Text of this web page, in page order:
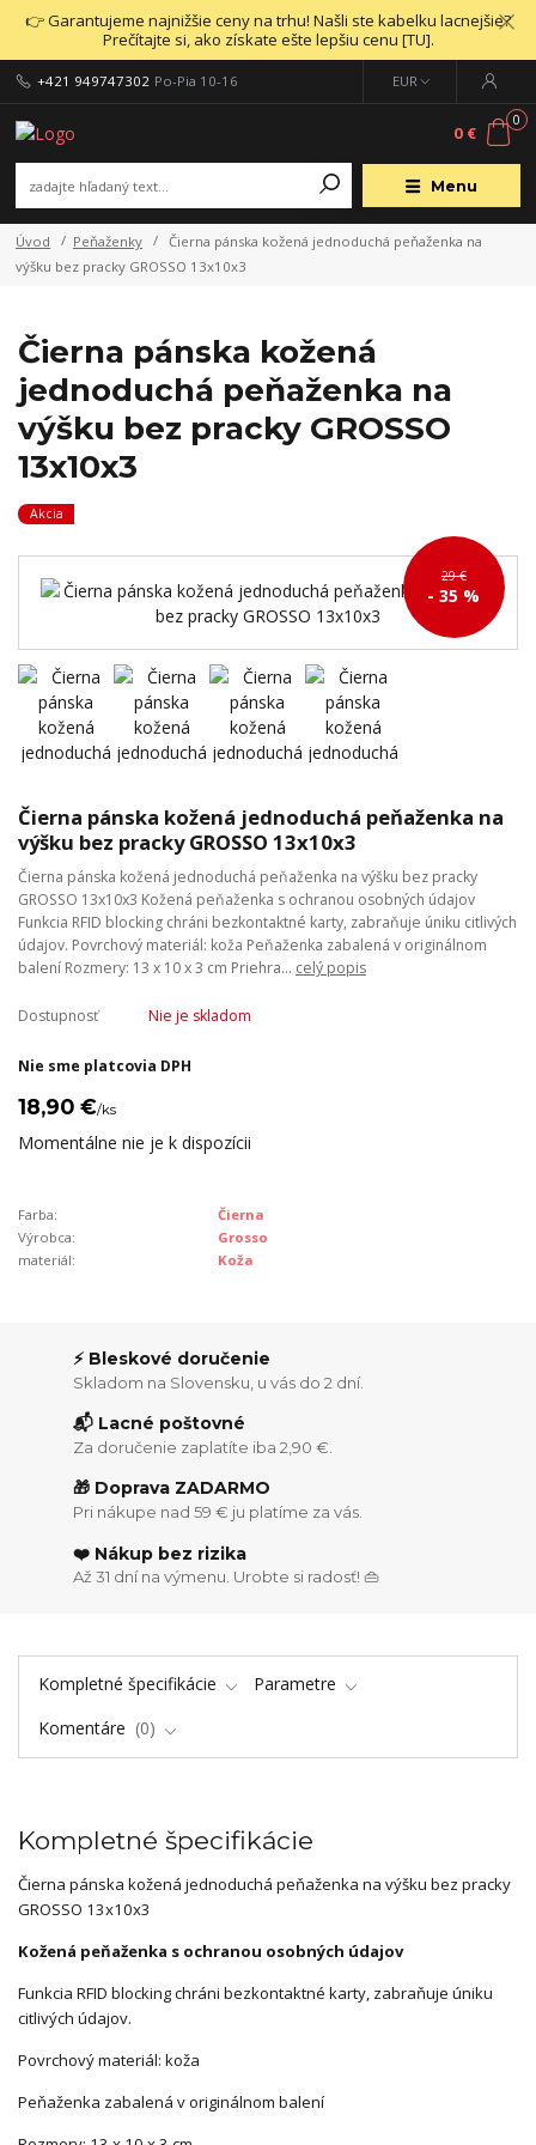
👉 Garantujeme najnižšie ceny na trhu! Našli ste kabelku lacnejšie?
Prečítajte si, ako získate ešte lepšiu cenu [TU].
Menu
EUR
+421 949747302 Po-Pia 10-16
0
0 €
Úvod Peňaženky
Čierna pánska kožená jednoduchá peňaženka na
výšku bez pracky GROSSO 13x10x3
Čierna pánska kožená
jednoduchá peňaženka na
výšku bez pracky GROSSO
13x10x3
Akcia
29 €
- 35 %
Čierna pánska kožená jednoduchá peňaženka na
výšku bez pracky GROSSO 13x10x3
Čierna pánska kožená jednoduchá peňaženka na výšku bez pracky
GROSSO 13x10x3 Kožená peňaženka s ochranou osobných údajov
Funkcia RFID blocking chráni bezkontaktné karty, zabraňuje úniku citlivých
údajov. Povrchový materiál: koža Peňaženka zabalená v originálnom
balení Rozmery: 13 x 10 x 3 cm Priehra... celý popis
Dostupnosť Nie je skladom
Nie sme platcovia DPH
18,90 €/ks
Momentálne nie je k dispozícii
Farba:
Čierna
Výrobca:
Grosso
materiál:
Koža
⚡ Bleskové doručenie
Skladom na Slovensku, u vás do 2 dní.
📬 Lacné poštovné
Za doručenie zaplatíte iba 2,90 €.
🎁 Doprava ZADARMO
Pri nákupe nad 59 € ju platíme za vás.
❤️ Nákup bez rizika
Až 31 dní na výmenu. Urobte si radosť! 👜
Kompletné špecifikácie
Parametre
Komentáre
0
Kompletné špecifikácie
Čierna pánska kožená jednoduchá peňaženka na výšku bez pracky
GROSSO 13x10x3
Kožená peňaženka s ochranou osobných údajov
Funkcia RFID blocking chráni bezkontaktné karty, zabraňuje úniku
citlivých údajov.
Povrchový materiál: koža
Peňaženka zabalená v originálnom balení